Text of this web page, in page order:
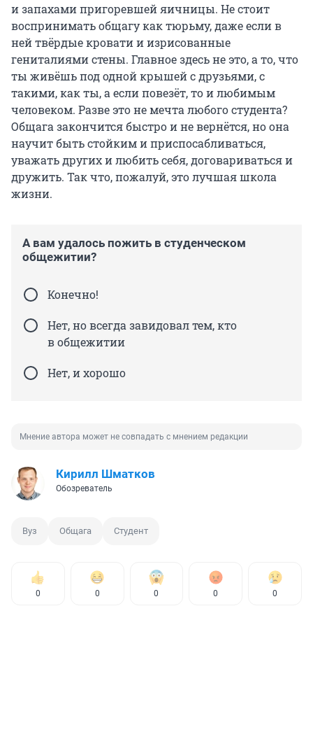
и запахами пригоревшей яичницы. Не стоит
воспринимать общагу как тюрьму, даже если в
ней твёрдые кровати и изрисованные
гениталиями стены. Главное здесь не это, а то, что
ты живёшь под одной крышей с друзьями, с
такими, как ты, а если повезёт, то и любимым
человеком. Разве это не мечта любого студента?
Общага закончится быстро и не вернётся, но она
научит быть стойким и приспосабливаться,
уважать других и любить себя, договариваться и
дружить. Так что, пожалуй, это лучшая школа
жизни.
А вам удалось пожить в студенческом
общежитии?
Конечно!
Нет, но всегда завидовал тем, кто
в общежитии
Нет, и хорошо
Мнение автора может не совпадать с мнением редакции
Кирилл Шматков
Обозреватель
Вуз Общага Студент
0 0 0 0 0